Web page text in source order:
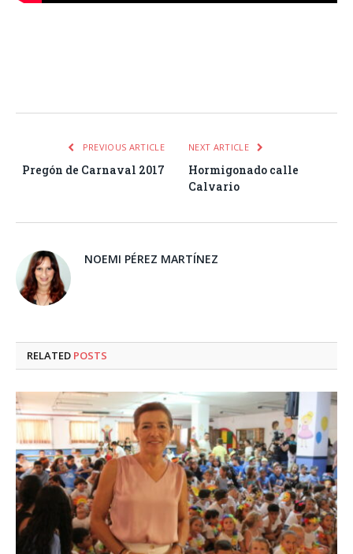
PREVIOUS ARTICLE
Pregón de Carnaval 2017
NEXT ARTICLE
Hormigonado calle
Calvario
NOEMI PÉREZ MARTÍNEZ
RELATED POSTS